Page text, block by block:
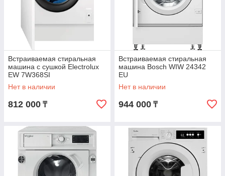
Встраиваемая стиральная
машина с сушкой Electrolux
EW 7W368SI
Нет в наличии
812 000 ₸
Встраиваемая стиральная
машина Bosch WIW 24342
EU
Нет в наличии
944 000 ₸